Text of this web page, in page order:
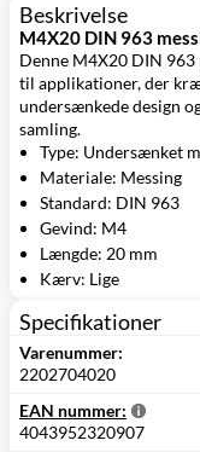
Beskrivelse
M4X20 DIN 963
Denne M4X20 DIN
til applikationer, der
undersænkede design
samling.
Type: Undersænket
Materiale: Messing
Standard: DIN 963
Gevind: M4
Længde: 20 mm
Kærv: Lige
Specifikationer
Varenummer:
2202704020
EAN nummer:
4043952320907